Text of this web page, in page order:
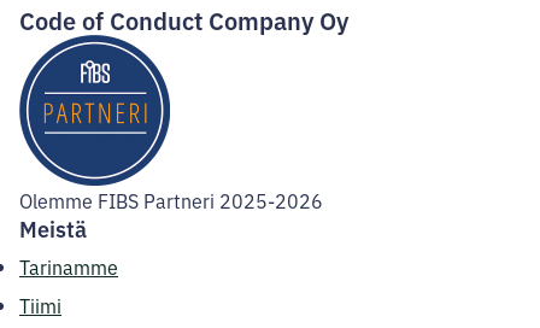
Code of Conduct Company Oy
Olemme FIBS Partneri 2025-2026
Meistä
Tarinamme
Tiimi